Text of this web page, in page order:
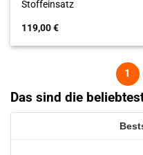
Stoffeinsatz
119,00€
1
Das sind die